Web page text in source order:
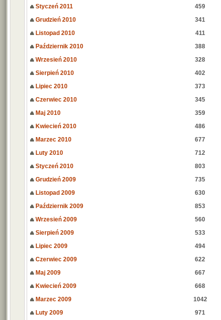
Styczeń 2011
459
Grudzień 2010
341
Listopad 2010
411
Październik 2010
388
Wrzesień 2010
328
Sierpień 2010
402
Lipiec 2010
373
Czerwiec 2010
345
Maj 2010
359
Kwiecień 2010
486
Marzec 2010
677
Luty 2010
712
Styczeń 2010
803
Grudzień 2009
735
Listopad 2009
630
Październik 2009
853
Wrzesień 2009
560
Sierpień 2009
533
Lipiec 2009
494
Czerwiec 2009
622
Maj 2009
667
Kwiecień 2009
668
Marzec 2009
1042
Luty 2009
971